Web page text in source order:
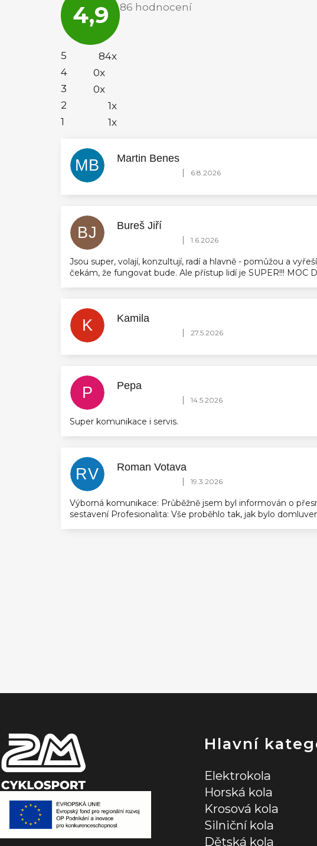
4,9
obchodu
je
86 hodnocení
5
84x
4
0x
3
0x
2
1x
1
1x
MB Martin Benes
Hodnocení obchodu je 5 z 5 hvězdiček.
| 6.8.2026
BJ Bureš Jiří
Hodnocení obchodu je 5 z 5 hvězdiček.
| 1.6.2026
Jsou super, volají, konzultují, radí a hlavně - pomůžou a
čekám, že fungovat bude. Ale přístup lidí je SUPER!!! MOC
K Kamila
Hodnocení obchodu je 5 z 5 hvězdiček.
| 27.5.2026
P Pepa
Hodnocení obchodu je 5 z 5 hvězdiček.
| 14.5.2026
Super komunikace i servis.
RV Roman Votava
Hodnocení obchodu je 5 z 5 hvězdiček.
| 19.3.2026
Výborná komunikace: Průběžně jsem byl informován o
sestavení Profesionalita: Vše proběhlo tak, jak bylo
a
Hlavní
Elektrokola
Horská kola
Krosová kola
Silniční kola
Dětská kola